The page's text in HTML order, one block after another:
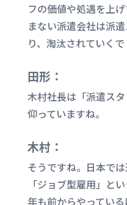
フの価値や処遇を上
まない派遣会社は派
り、淘汰されていくで
田形：
木村社長は「派遣ス
仰っていますね。
木村：
そうですね。日本で
「ジョブ型雇用」と
年も前からやってい